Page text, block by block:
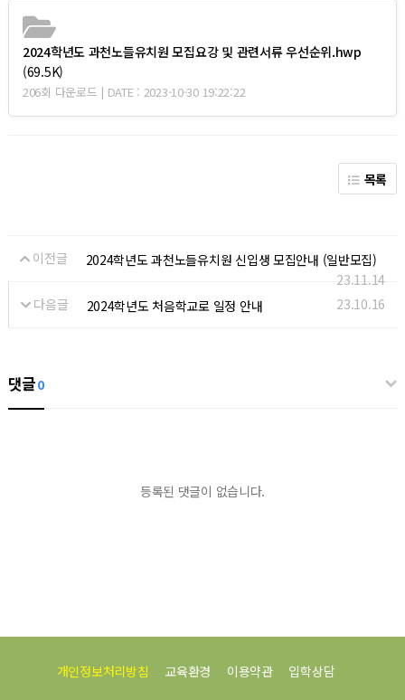
2024학년도 과천노들유치원 모집요강 및 관련서류 우선순위.hwp
(69.5K)
206회 다운로드 | DATE : 2023-10-30 19:22:22
목록
이전글
2024학년도 과천노들유치원 신입생 모집안내 (일반모집)
23.11.14
다음글
2024학년도 처음학교로 일정 안내 23.10.16
댓글0
등록된 댓글이 없습니다.
개인정보처리방침 교육환경 이용약관 입학상담